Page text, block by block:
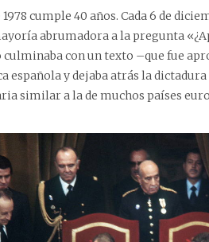
cumple 40 años. Cada 6 de
abrumadora a la pregunta
con un texto –que fue
y dejaba atrás la dictadura
similar a la de muchos países